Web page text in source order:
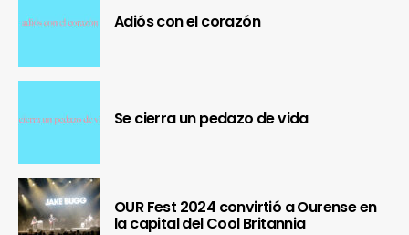
Adiós con el corazón
Se cierra un pedazo de vida
OUR Fest 2024 convirtió a Ourense en
la capital del Cool Britannia